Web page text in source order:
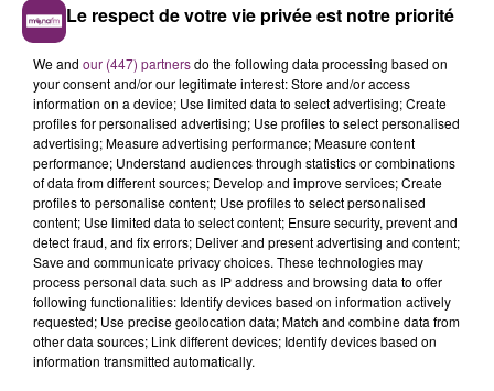
Le respect de votre vie privée est notre priorité
We and our (447) partnersdo the following data processing based on
your consent and/or our legitimate interest: Store and/or access
information on a device; Use limited data to select advertising; Create
profiles for personalised advertising; Use profiles to select personalised
advertising; Measure advertising performance; Measure content
performance; Understand audiences through statistics or combinations
of data from different sources; Develop and improve services; Create
profiles to personalise content; Use profiles to select personalised
content; Use limited data to select content; Ensure security, prevent and
detect fraud, and fix errors; Deliver and present advertising and content;
Save and communicate privacy choices. These technologies may
process personal data such as IP address and browsing data to offer
following functionalities: Identify devices based on information actively
requested; Use precise geolocation data; Match and combine data from
other data sources; Link different devices; Identify devices based on
information transmitted automatically.